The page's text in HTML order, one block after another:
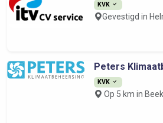
KVK
Gevestigd in
Peters
KVK
Op 5 km in